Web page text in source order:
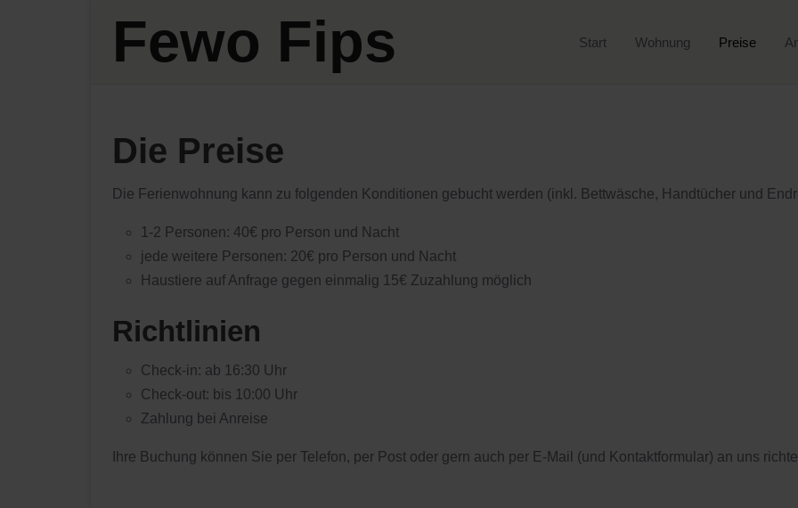
Fewo Fips Start Wohnung Preise
Die Preise
Die Ferienwohnung kann zu folgenden Konditionen gebucht werden (inkl. Bettwäsche, Handtücher und
1-2 Personen: 40€ pro Person und Nacht
jede weitere Personen: 20€ pro Person und Nacht
Haustiere auf Anfrage gegen einmalig 15€ Zuzahlung möglich
Richtlinien
Check-in: ab 16:30 Uhr
Check-out: bis 10:00 Uhr
Zahlung bei Anreise
Ihre Buchung können Sie per Telefon, per Post oder gern auch per E-Mail (und Kontaktformular) an uns